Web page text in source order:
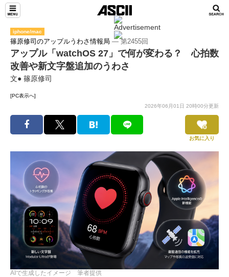
iphone/mac
篠原修司のアップルうわさ情報局 ― 第2455回
アップル「watchOS 27」で何が変わる？ 心拍数
改善や新文字盤追加のうわさ
文● 篠原修司
[PC表示へ]
2026年06月01日 20時00分更新
お気に入り
AIで生成したイメージ 筆者提供